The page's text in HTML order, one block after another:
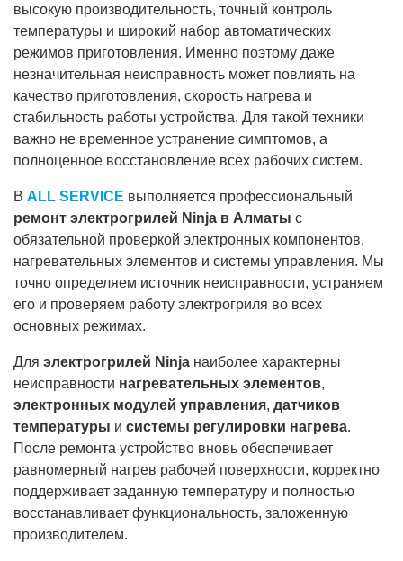
высокую производительность, точный контроль
температуры и широкий набор автоматических
режимов приготовления. Именно поэтому даже
незначительная неисправность может повлиять на
качество приготовления, скорость нагрева и
стабильность работы устройства. Для такой техники
важно не временное устранение симптомов, а
полноценное восстановление всех рабочих систем.
В ALL SERVICE выполняется профессиональный
ремонт электрогрилей Ninja в Алматы с
обязательной проверкой электронных компонентов,
нагревательных элементов и системы управления. Мы
точно определяем источник неисправности, устраняем
его и проверяем работу электрогриля во всех
основных режимах.
Для электрогрилей Ninja наиболее характерны
неисправности нагревательных элементов,
электронных модулей управления, датчиков
температуры и системы регулировки нагрева.
После ремонта устройство вновь обеспечивает
равномерный нагрев рабочей поверхности, корректно
поддерживает заданную температуру и полностью
восстанавливает функциональность, заложенную
производителем.